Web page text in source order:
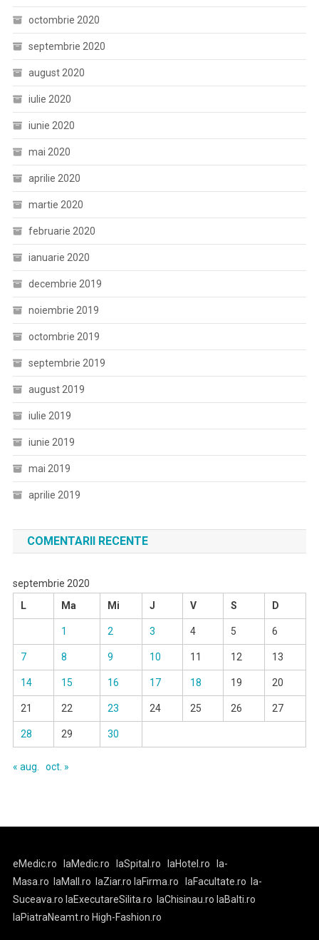
octombrie 2020
septembrie 2020
august 2020
iulie 2020
iunie 2020
mai 2020
aprilie 2020
martie 2020
februarie 2020
ianuarie 2020
decembrie 2019
noiembrie 2019
octombrie 2019
septembrie 2019
august 2019
iulie 2019
iunie 2019
mai 2019
aprilie 2019
COMENTARII RECENTE
septembrie 2020
L
Ma Mi J V S D
1 2 3 4 5 6
7 8 9 10 11 12 13
14 15 16 17 18 19 20
21 22 23 24 25 26 27
28 29 30
« aug. oct. »
eMedic.ro laMedic.ro laSpital.ro laHotel.ro
la-
Masa.ro
laMall.ro laZiar.ro laFirma.ro laFacultate.ro
la-
Suceava.ro laExecutareSilita.ro laChisinau.ro laBalti.ro
laPiatraNeamt.ro High-Fashion.ro